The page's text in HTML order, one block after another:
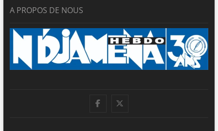
A PROPOS DE NOUS
facebook